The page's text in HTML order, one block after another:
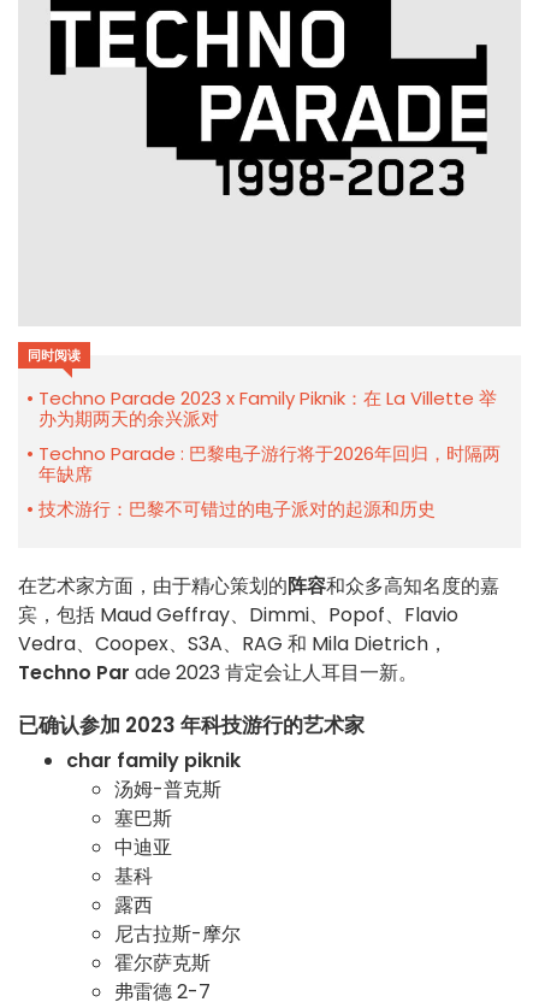
同时阅读
Techno Parade 2023 x Family Piknik：在 La Villette 举
办为期两天的余兴派对
Techno Parade : 巴黎电子游行将于2026年回归，时隔两
年缺席
技术游行：巴黎不可错过的电子派对的起源和历史
在艺术家方面，由于精心策划的阵容和众多高知名度的嘉
宾，包括 Maud Geffray、Dimmi、Popof、Flavio
Vedra、Coopex、S3A、RAG 和 Mila Dietrich，
Techno Par ade 2023 肯定会让人耳目一新。
已确认参加 2023 年科技游行的艺术家
char family piknik
汤姆-普克斯
塞巴斯
中迪亚
基科
露西
尼古拉斯-摩尔
霍尔萨克斯
弗雷德 2-7